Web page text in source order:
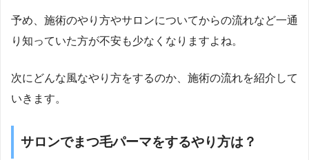
予め、施術のやり方やサロンについてからの流れなど一通
り知っていた方が不安も少なくなりますよね。
次にどんな風なやり方をするのか、施術の流れを紹介して
いきます。
サロンでまつ毛パーマをするやり方は？